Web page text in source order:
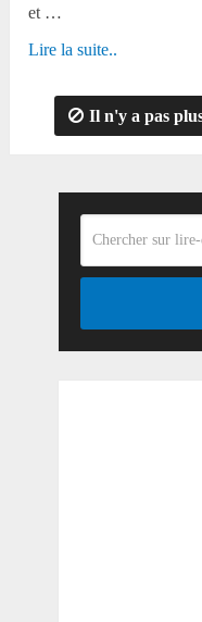
et …
Lire la suite..
Il n'y a pas